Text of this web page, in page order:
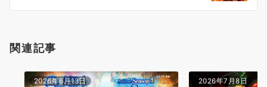
ン
関連記事
2026年6月13日 2026年7月8日